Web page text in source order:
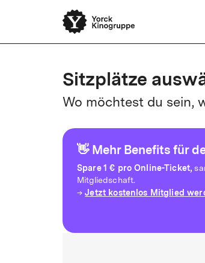
Sitzplätze
Wo möchtest du sein,
👋 Mehr Benefits für
Spare1 € pro Online-Ticket,
Mitgliedschaft.
→Jetzt kostenlos Mitglied